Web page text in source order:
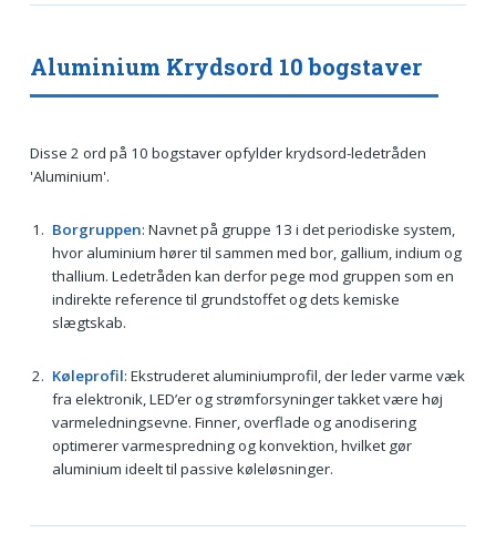
Aluminium Krydsord 10 bogstaver
Disse 2 ord på 10 bogstaver opfylder krydsord-ledetråden
'Aluminium'.
Borgruppen: Navnet på gruppe 13 i det periodiske system,
hvor aluminium hører til sammen med bor, gallium, indium og
thallium. Ledetråden kan derfor pege mod gruppen som en
indirekte reference til grundstoffet og dets kemiske
slægtskab.
Køleprofil: Ekstruderet aluminiumprofil, der leder varme væk
fra elektronik, LED’er og strømforsyninger takket være høj
varmeledningsevne. Finner, overflade og anodisering
optimerer varmespredning og konvektion, hvilket gør
aluminium ideelt til passive køleløsninger.